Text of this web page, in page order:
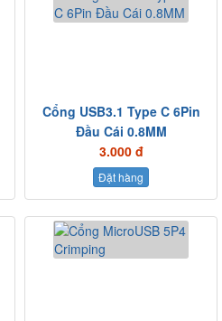
Cổng USB3.1 Type C 6Pin
Đầu Cái 0.8MM
3.000 đ
Đặt hàng